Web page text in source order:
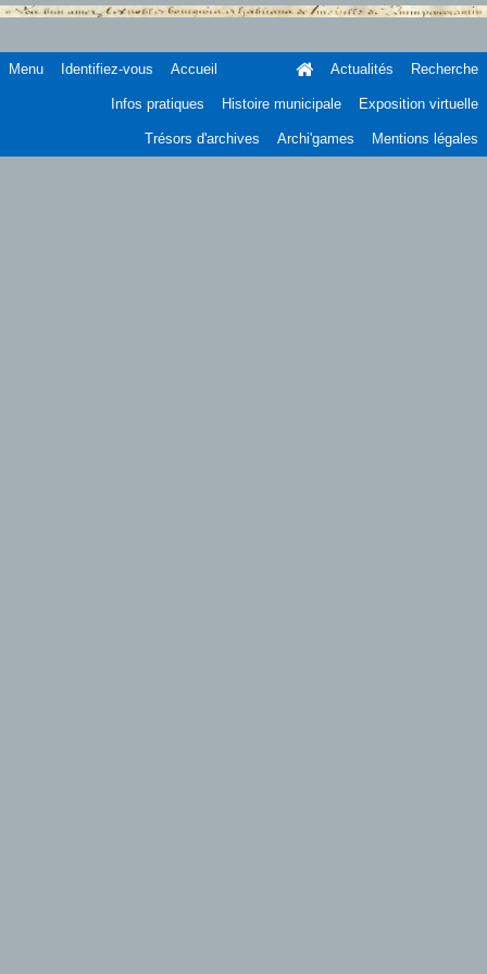
Menu Identifiez-vous Accueil Actualités Recherche
Infos pratiques Histoire municipale Exposition virtuelle
Trésors d'archives Archi'games Mentions légales